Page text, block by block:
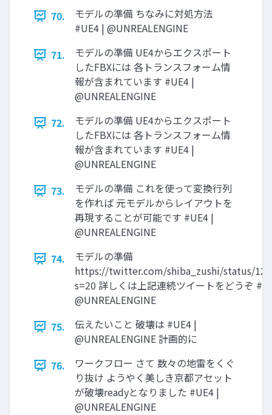
70.
モデルの準備 ちなみに対処方法
#UE4 | @UNREALENGINE
71.
モデルの準備 UE4からエクスポート
したFBXには 各トランスフォーム情
報が含まれています #UE4 |
@UNREALENGINE
72.
モデルの準備 UE4からエクスポート
したFBXには 各トランスフォーム情
報が含まれています #UE4 |
@UNREALENGINE
73.
モデルの準備 これを使って変換行列
を作れば 元モデルからレイアウトを
再現することが可能です #UE4 |
@UNREALENGINE
74.
モデルの準備
https://twitter.com/shiba_zushi/status/
s=20 詳しくは上記連続ツイートをどうぞ
@UNREALENGINE
75.
伝えたいこと 破壊は #UE4 |
@UNREALENGINE 計画的に
76.
ワークフロー さて 数々の地雷をくぐ
り抜け ようやく美しき京都アセット
が破壊readyとなりました #UE4 |
@UNREALENGINE